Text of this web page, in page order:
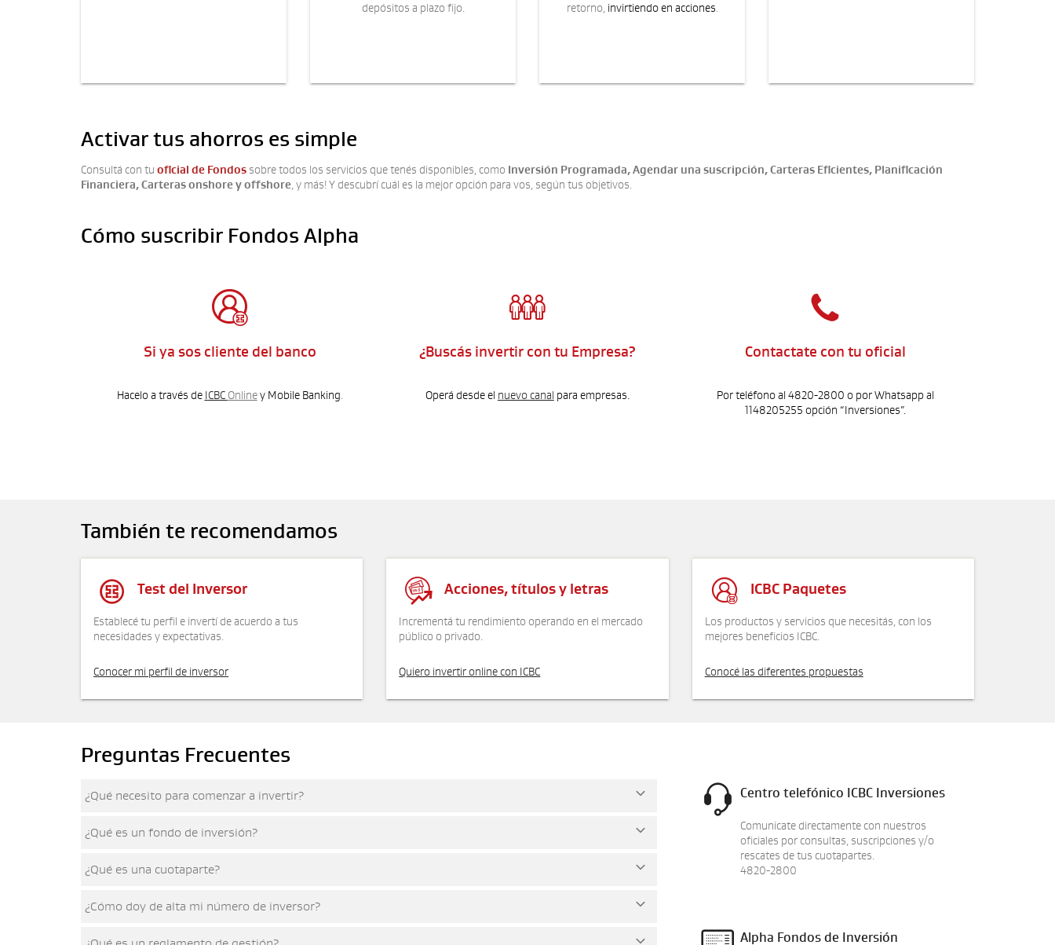
depósitos a plazo fijo.
retorno, invirtiendo en acciones
Activar tus ahorros es simple
Consultá con tu oficial de Fondos sobre todos los servicios que tenés disponibles, como Inversión Programada, Agendar una suscripción, Carteras Eficientes, Planificación
Financiera, Carteras onshore y offshore , y más! Y descubrí cuál es la mejor opción para vos, según tus objetivos.
Cómo suscribir Fondos Alpha

Si ya sos cliente del banco
Hacelo a través de ICBC Online y Mobile Banking

¿Buscás invertir con tu Empresa?
Operá desde el nuevo canal para empresas.

Contactate con tu oficial
Por teléfono al 4820-2800 o por Whatsapp al
1148205255 opción “Inversiones”.
También te recomendamos
 Test del Inversor
Establecé tu perfil e invertí de acuerdo a tus
necesidades y expectativas.
Conocer mi perfil de inversor
 Acciones, títulos y letras
Incrementá tu rendimiento operando en el mercado
público o privado.
Quiero invertir online con ICBC
 ICBC Paquetes
Los productos y servicios que necesitás, con los
mejores beneficios ICBC.
Conocé las diferentes propuestas
Preguntas Frecuentes
¿Qué necesito para comenzar a invertir?
¿Qué es un fondo de inversión?
¿Qué es una cuotaparte?
¿Cómo doy de alta mi número de inversor?
Centro telefónico ICBC Inversiones
Comunicate directamente con nuestros
oficiales por consultas, suscripciones y/o
rescates de tus cuotapartes.
4820-2800
Alpha Fondos de Inversión